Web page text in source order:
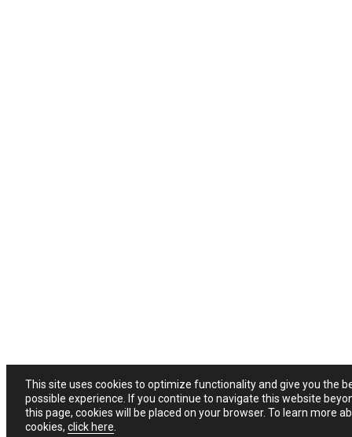
This site uses cookies to optimize functionality and give you the
possible experience. If you continue to navigate this website
this page, cookies will be placed on your browser. To learn more
cookies, click here